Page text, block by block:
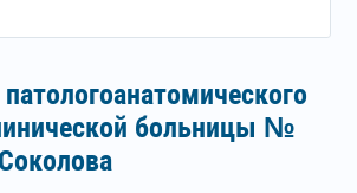
больницы №